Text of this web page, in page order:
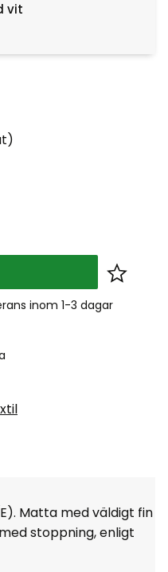
vit
Lägg
inom 1-3 dagar
Matta med väldigt fin
stoppning, enligt